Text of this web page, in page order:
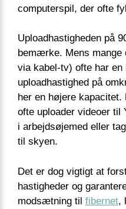
computerspil, der ofte
Uploadhastigheden på
bemærke. Mens mange
via kabel-tv) ofte har
uploadhastighed på
her en højere
ofte uploader videoer til
i arbejdsøjemed eller
til skyen.
Det er dog vigtigt at
hastigheder og
modsætning til fibernet,